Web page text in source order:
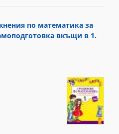
по математика за
вкъщи в 1.